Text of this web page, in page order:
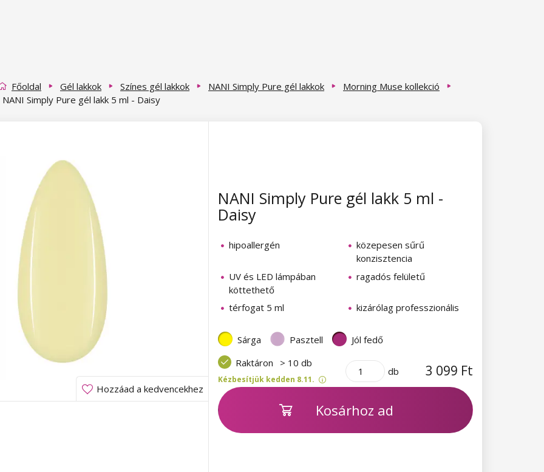
Főoldal Gél lakkok Színes gél lakkok NANI Simply Pure gél lakkok
Morning Muse kollekció
NANI Simply Pure gél lakk 5 ml - Daisy
Hozzáad a kedvencekhez
NANI Simply Pure gél lakk 5 ml -
Daisy
hipoallergén
közepesen sűrű
konzisztencia
UV és LED lámpában
köttethető
ragadós felületű
térfogat 5 ml kizárólag professzionális
Sárga Pasztell
Jól fedő
Raktáron
> 10 db
Kézbesítjük kedden 8.11.
db 3 099 Ft
Kosárhoz ad